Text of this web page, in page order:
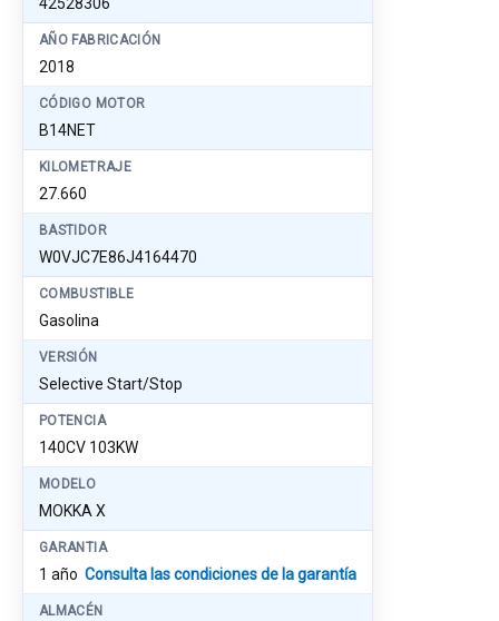
AÑO FABRICACIÓN
2018
CÓDIGO MOTOR
B14NET
KILOMETRAJE
27.660
BASTIDOR
W0VJC7E86J4164470
COMBUSTIBLE
Gasolina
VERSIÓN
Selective Start/Stop
POTENCIA
140CV 103KW
MODELO
MOKKA X
GARANTIA
1 año Consulta las condiciones de la garantía
ALMACÉN